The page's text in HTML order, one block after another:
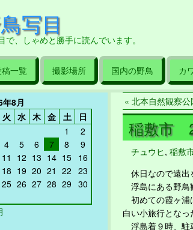
写目
で、しゃめと勝手に読んでいます。
一覧 撮影場所 国内の野鳥 カ
8月
火 水 木 金 土
日
1
2
4 5 6 7 8
9
11 12 13 14 15 16
18 19 20 21 22 23
25 26 27 28 29 30
« 北本自然観察
稲敷市
チュウヒ, 稲敷
休日なので遠出
浮島にある野鳥
初めての霞ヶ浦
白い小旅行となっ
浮島着９時、駐